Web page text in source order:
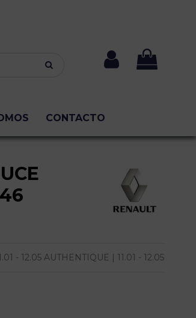
CONTACTO
- 12.05 AUTHENTIQUE | 11.01 - 12.05